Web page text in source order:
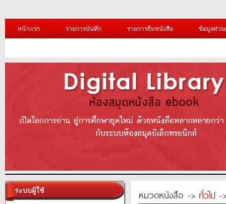
หน้าแรก รายการบันทึก รายการยืมหนังสือ ข้อมูลส่ว
ระบบผู้ใช้ หมวดหนังสือ -> ทั่วไป -